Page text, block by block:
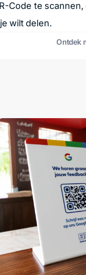
Code te
wilt delen.
Ontdek